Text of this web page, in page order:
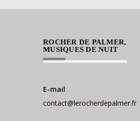
ROCHER DE PALMER,
MUSIQUES DE NUIT
E-mail
contact@lerocherdepalmer.fr